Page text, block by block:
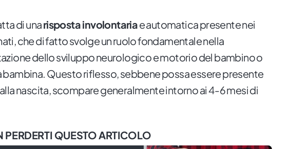
di unarisposta involontariae automatica presente nei
che di fatto svolge un ruolo fondamentale nella
dello sviluppo neurologico e motorio del bambino o
bambina. Questo riflesso, sebbene possa essere presente
nascita, scompare generalmente intorno ai 4-6 mesi di
PERDERTI QUESTO ARTICOLO